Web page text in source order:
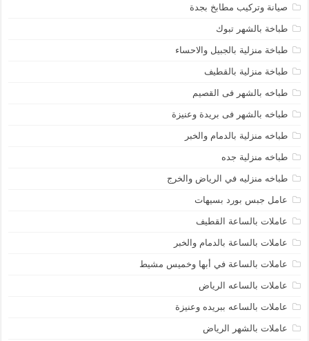
صيانة وتركيب مطابخ بجدة
طباخة بالشهر تبوك
طباخة منزلية بالجبيل والاحساء
طباخة منزلية بالقطيف
طباخه بالشهر فى القصيم
طباخه بالشهر فى بريدة وعنيزة
طباخه منزلية بالدمام والخبر
طباخه منزلية جده
طباخه منزليه في الرياض والخرج
عامل جبس بورد بسيهات
عاملات بالساعة القطيف
عاملات بالساعة بالدمام والخبر
عاملات بالساعة في أبها وخميس مشيط
عاملات بالساعه الرياض
عاملات بالساعه ببريده وعنيزة
عاملات بالشهر الرياض